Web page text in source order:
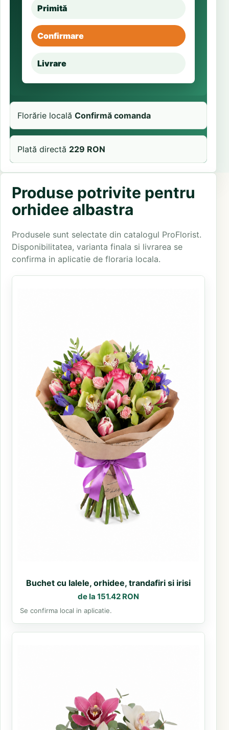
Primită
Confirmare
Livrare
Florărie locală Confirmă comanda
Plată directă 229 RON
Produse potrivite pentru
orhidee albastra
Produsele sunt selectate din catalogul ProFlorist.
Disponibilitatea, varianta finala si livrarea se
confirma in aplicatie de floraria locala.
Buchet cu lalele, orhidee, trandafiri si irisi
de la 151.42 RON
Se confirma local in aplicatie.